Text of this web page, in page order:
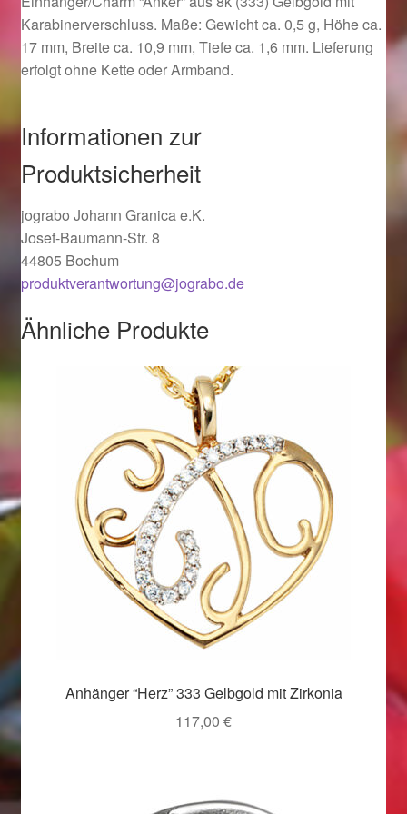
Ostergeschenke finden für Ostern 2019
Ostergeschenke finden für Ostern 2020
Ostergeschenke finden für Ostern 2021
Ostergeschenke finden für Ostern 2022
Partner
Shop
Startseite
Valentinstag
Valentinstag 2016
Valentinstag Geschenke
Vertrag widerrufen
Weihnachtsangebote 2015
Weihnachtsangebote 2016
Weihnachtsangebote 2017
Karabinerverschluss. Maße: Gewicht ca. 0,5 g, Höhe ca.
17 mm, Breite ca. 10,9 mm, Tiefe ca. 1,6 mm. Lieferung
erfolgt ohne Kette oder Armband.
Informationen zur
Produktsicherheit
jograbo Johann Granica e.K.
Josef-Baumann-Str. 8
44805 Bochum
produktverantwortung@jograbo.de
Ähnliche Produkte
Anhänger “Herz” 333 Gelbgold mit Zirkonia
117,00 €